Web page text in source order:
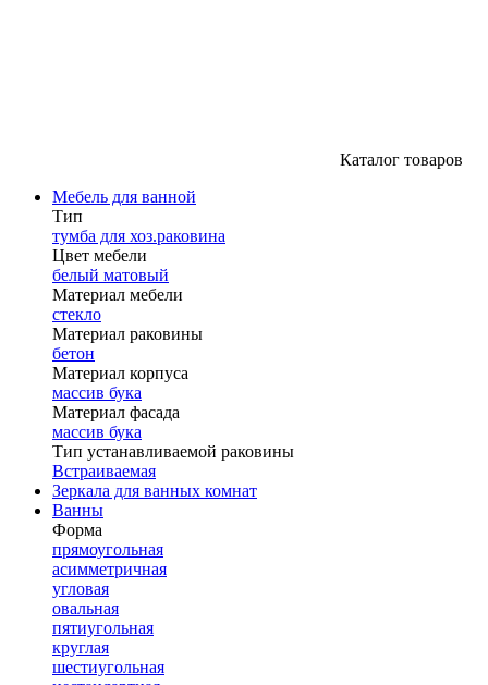
Каталог товаров
Мебель для ванной
Тип
тумба для хоз.раковина
Цвет мебели
белый матовый
Материал мебели
стекло
Материал раковины
бетон
Материал корпуса
массив бука
Материал фасада
массив бука
Тип устанавливаемой раковины
Встраиваемая
Зеркала для ванных комнат
Ванны
Форма
прямоугольная
асимметричная
угловая
овальная
пятиугольная
круглая
шестиугольная